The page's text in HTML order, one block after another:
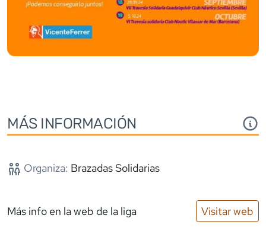
MÁS INFORMACIÓN
Organiza: Brazadas Solidarias
Más info en la web de la liga Visitar web